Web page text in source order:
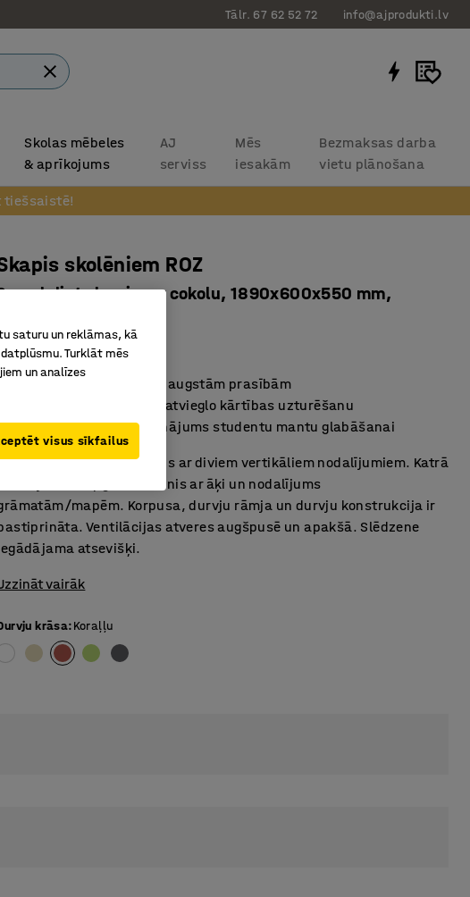
Tālr. 67 62 52 72 info@ajprodukti.lv
Skolas mēbeles
& aprīkojums
AJ
serviss
Mēs
iesakām
Bezmaksas darba
vietu plānošana
tiešsaistē!
skolēniem ROZ
moduļi, 4 durvis, ar cokolu, 1890x600x550 mm,
nr.:522055
Izstrādāts skolu videi ar augstām prasībām
Praktiska novietne, kas atvieglo kārtības uzturēšanu
Drošs un ilgtspējīgs risinājums studentu mantu glabāšanai
sekciju skolēnu skapis ar diviem vertikāliem nodalījumiem. Katrā
nodalījumā ir apģērba stienis ar āķi un nodalījums
mapēm. Korpusa, durvju rāmja un durvju konstrukcija ir
Ventilācijas atveres augšpusē un apakšā. Slēdzene
atsevišķi.
vairāk
krāsa:Koraļļu
saturu un reklāmas, kā
Turklāt mēs
un analīzes
visus sīkfailus